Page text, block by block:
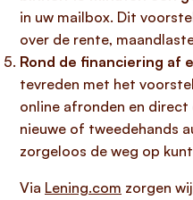
in uw mailbox. Dit
over de rente,
Rond de financiering af
tevreden met het
online afronden en direct
nieuwe of tweedehands
zorgeloos de weg op
Via Lening.com zorgen